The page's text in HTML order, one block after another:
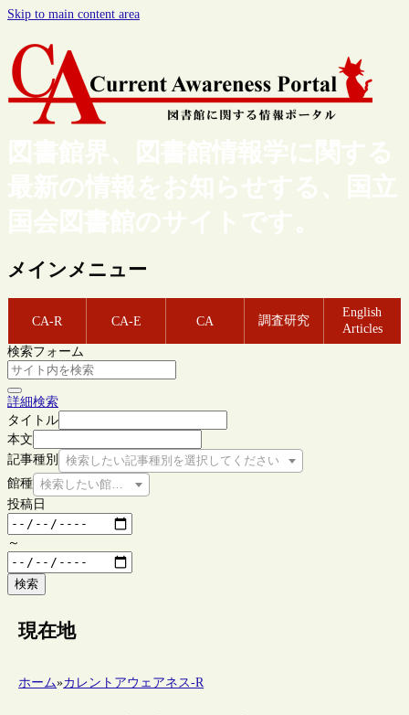
Skip to main content area
図書館界、図書館情報学に関する
最新の情報をお知らせする、国立
国会図書館のサイトです。
メインメニュー
CA-R CA-E CA 調査研究
English
Articles
検索フォーム
詳細検索
タイトル
本文
記事種別
検索したい記事種別を選択してください
館種 検索したい館種を選択してください
投稿日
～
検索
現在地
ホーム»カレントアウェアネス-R